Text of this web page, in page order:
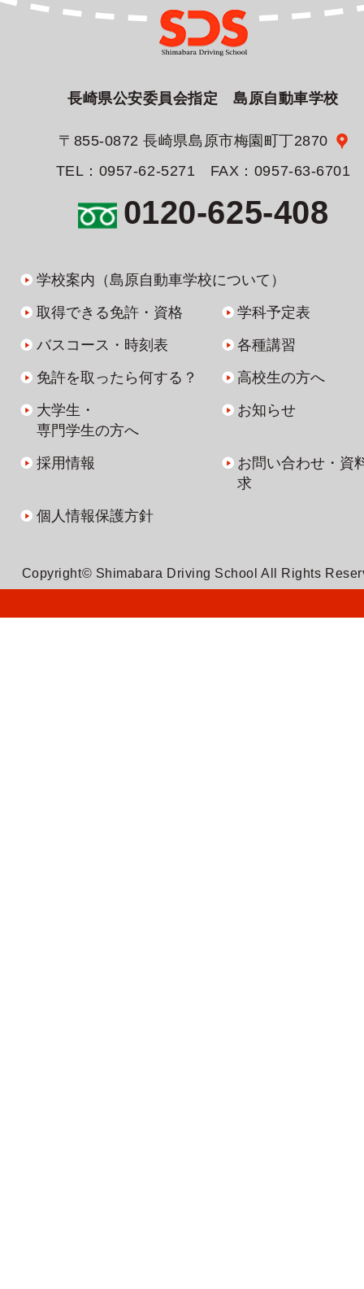
長崎県公安委員会指定 島原自動車学校
〒855-0872 長崎県島原市梅園町丁2870
TEL：0957-62-5271 FAX：0957-63-6701
0120-625-408
学校案内（島原自動車学校について）
取得できる免許・資格
学科予定表
バスコース・時刻表
各種講習
免許を取ったら何する？
高校生の方へ
大学生・
専門学生の方へ
お知らせ
採用情報
お問い合わせ・資
求
個人情報保護方針
Copyright© Shimabara Driving School All Rights